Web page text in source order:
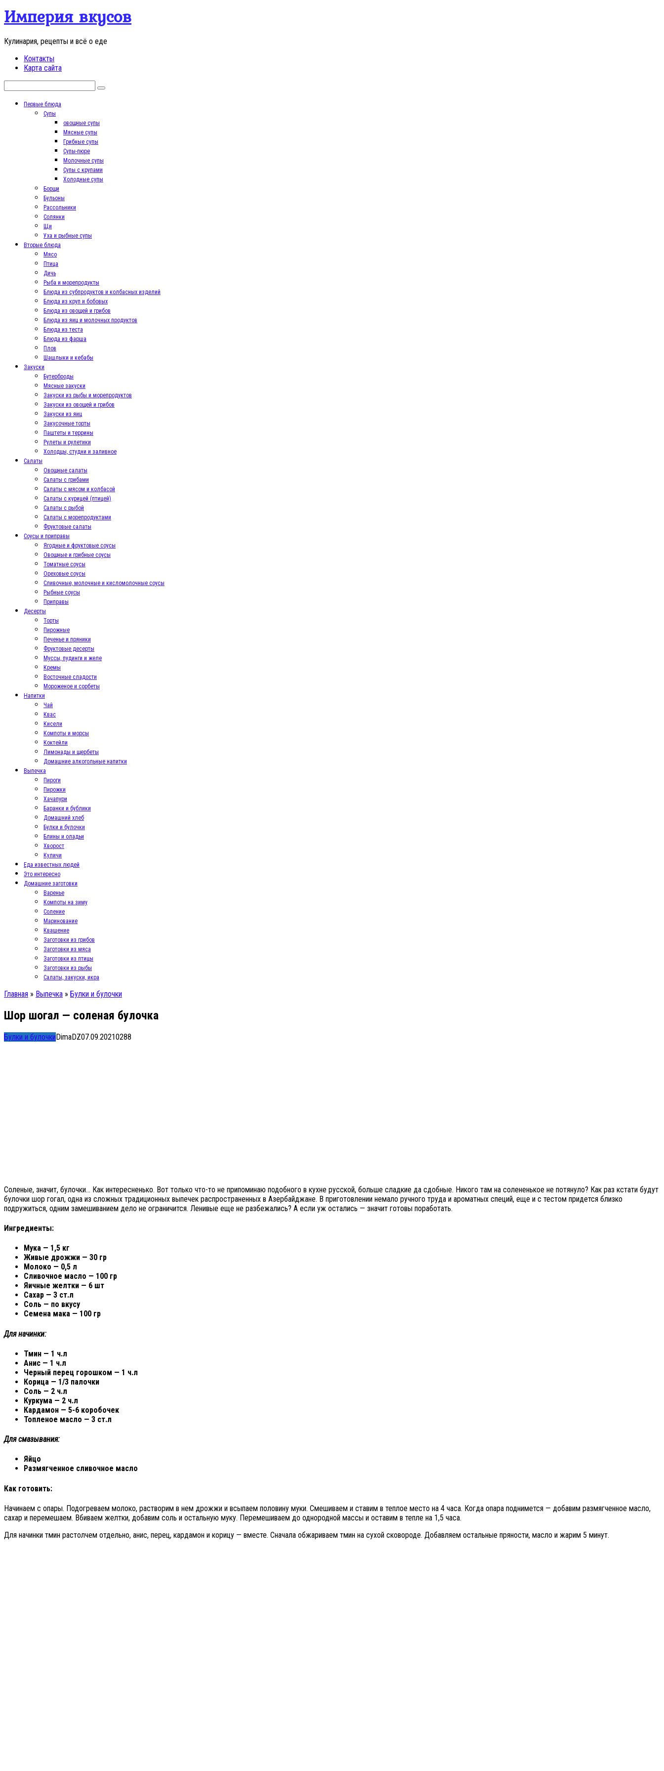
Перейти
контенту
Империя вкусов
Кулинария, рецепты и всё о еде
Контакты
Карта сайта
Первые блюда
Супы
овощные супы
Мясные супы
Грибные супы
Супы-пюре
Молочные супы
Супы с крупами
Холодные супы
Борщи
Бульоны
Рассольники
Солянки
Щи
Уха и рыбные супы
Вторые блюда
Мясо
Птица
Дичь
Рыба и морепродукты
Блюда из субпродуктов и колбасных изделий
Блюда из круп и бобовых
Блюда из овощей и грибов
Блюда из яиц и молочных продуктов
Блюда из теста
Блюда из фарша
Плов
Шашлыки и кебабы
Закуски
Бутерброды
Мясные закуски
Закуски из рыбы и морепродуктов
Закуски из овощей и грибов
Закуски из яиц
Закусочные торты
Паштеты и террины
Рулеты и рулетики
Холодцы, студни и заливное
Салаты
Овощные салаты
Салаты с грибами
Салаты с мясом и колбасой
Салаты с курицей (птицей)
Салаты с рыбой
Салаты с морепродуктами
Фруктовые салаты
Соусы и приправы
Ягодные и фруктовые соусы
Овощные и грибные соусы
Томатные соусы
Ореховые соусы
Сливочные, молочные и кисломолочные соусы
Рыбные соусы
Приправы
Десерты
Торты
Пирожные
Печенье и пряники
Фруктовые десерты
Муссы, пудинги и желе
Кремы
Восточные сладости
Мороженое и сорбеты
Напитки
Чай
Квас
Кисели
Компоты и морсы
Коктейли
Лимонады и щербеты
Домашние алкогольные напитки
Выпечка
Пироги
Пирожки
Хачапури
Баранки и бублики
Домашний хлеб
Булки и булочки
Блины и оладьи
Хворост
Куличи
Еда известных людей
Это интересно
Домашние заготовки
Варенье
Компоты на зиму
Соление
Маринование
Квашение
Заготовки из грибов
Заготовки из мяса
Заготовки из птицы
Заготовки из рыбы
Салаты, закуски, икра
Главная » Выпечка » Булки и булочки
Шор шогал — соленая булочка
Булки и булочкиDimaDZ07.09.20210288
Соленые, значит, булочки… Как интересненько. Вот только что-то не припоминаю подобного в кухне русской, больше сладкие да сдобные. Никого там на солененькое не потянуло? Как раз кстати будут
булочки шор гогал, одна из сложных традиционных выпечек распространенных в Азербайджане. В приготовлении немало ручного труда и ароматных специй, еще и с тестом придется близко
подружиться, одним замешиванием дело не ограничится. Ленивые еще не разбежались? А если уж остались — значит готовы поработать.
Ингредиенты:
Мука — 1,5 кг
Живые дрожжи — 30 гр
Молоко — 0,5 л
Сливочное масло — 100 гр
Яичные желтки — 6 шт
Сахар — 3 ст.л
Соль — по вкусу
Семена мака — 100 гр
Для начинки:
Тмин — 1 ч.л
Анис — 1 ч.л
Черный перец горошком — 1 ч.л
Корица — 1/3 палочки
Соль — 2 ч.л
Куркума — 2 ч.л
Кардамон — 5-6 коробочек
Топленое масло — 3 ст.л
Для смазывания:
Яйцо
Размягченное сливочное масло
Как готовить:
Начинаем с опары. Подогреваем молоко, растворим в нем дрожжи и всыпаем половину муки. Смешиваем и ставим в теплое место на 4 часа. Когда опара поднимется — добавим размягченное масло,
сахар и перемешаем. Вбиваем желтки, добавим соль и остальную муку. Перемешиваем до однородной массы и оставим в тепле на 1,5 часа.
Для начинки тмин растолчем отдельно, анис, перец, кардамон и корицу — вместе. Сначала обжариваем тмин на сухой сковороде. Добавляем остальные пряности, масло и жарим 5 минут.